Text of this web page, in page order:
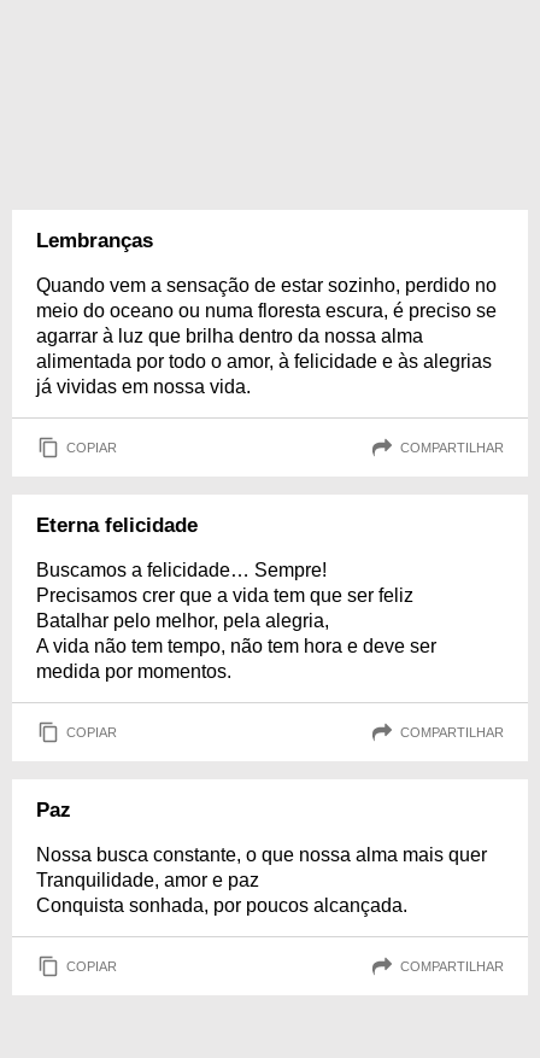
Lembranças
Quando vem a sensação de estar sozinho, perdido no
meio do oceano ou numa floresta escura, é preciso se
agarrar à luz que brilha dentro da nossa alma
alimentada por todo o amor, à felicidade e às alegrias
já vividas em nossa vida.
COPIAR COMPARTILHAR
Eterna felicidade
Buscamos a felicidade… Sempre!
Precisamos crer que a vida tem que ser feliz
Batalhar pelo melhor, pela alegria,
A vida não tem tempo, não tem hora e deve ser
medida por momentos.
COPIAR COMPARTILHAR
Paz
Nossa busca constante, o que nossa alma mais quer
Tranquilidade, amor e paz
Conquista sonhada, por poucos alcançada.
COPIAR COMPARTILHAR